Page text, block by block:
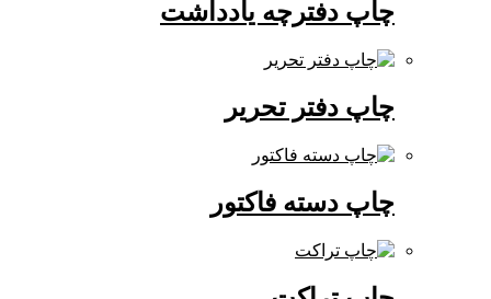
چاپ دفترچه یادداشت
چاپ دفتر تحریر
چاپ دسته فاکتور